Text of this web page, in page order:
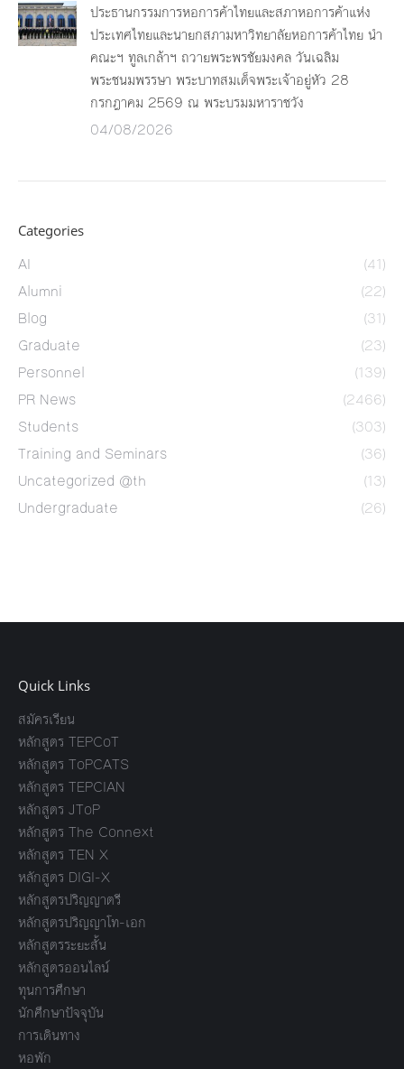
ประธานกรรมการหอการค้าไทยและสภาหอการค้าแห่ง
ประเทศไทยและนายกสภามหาวิทยาลัยหอการค้าไทย นำ
คณะฯ ทูลเกล้าฯ ถวายพระพรชัยมงคล วันเฉลิม
พระชนมพรรษา พระบาทสมเด็จพระเจ้าอยู่หัว 28
กรกฎาคม 2569 ณ พระบรมมหาราชวัง
04/08/2026
Categories
AI
(41)
Alumni
(22)
Blog
(31)
Graduate
(23)
Personnel
(139)
PR News
(2466)
Students
(303)
Training and Seminars
(36)
Uncategorized @th
(13)
Undergraduate
(26)
Quick Links
สมัครเรียน
หลักสูตร TEPCoT
หลักสูตร ToPCATS
หลักสูตร TEPCIAN
หลักสูตร JToP
หลักสูตร The Connext
หลักสูตร TEN X
หลักสูตร DIGI-X
หลักสูตรปริญญาตรี
หลักสูตรปริญญาโท-เอก
หลักสูตรระยะสั้น
หลักสูตรออนไลน์
ทุนการศึกษา
นักศึกษาปัจจุบัน
การเดินทาง
หอพัก